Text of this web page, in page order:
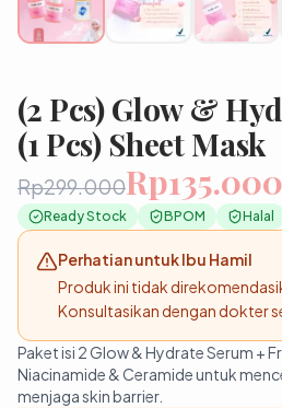
(2 Pcs) Glow &
(1 Pcs) Sheet Mask
Rp299.000Rp135.000
Ready Stock
BPOM Halal
Perhatian untuk Ibu Hamil
Produk ini tidak
Konsultasikan dengan dokter
Paket isi 2 Glow & Hydrate Serum +
Niacinamide & Ceramide untuk
menjaga skin barrier.